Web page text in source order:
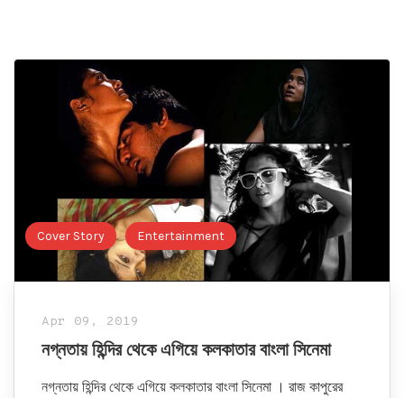
Cover Story Entertainment
Apr 09, 2019
নগ্নতায় হিন্দির থেকে এগিয়ে কলকাতার বাংলা সিনেমা
নগ্নতায় হিন্দির থেকে এগিয়ে কলকাতার বাংলা সিনেমা । রাজ কাপুরের